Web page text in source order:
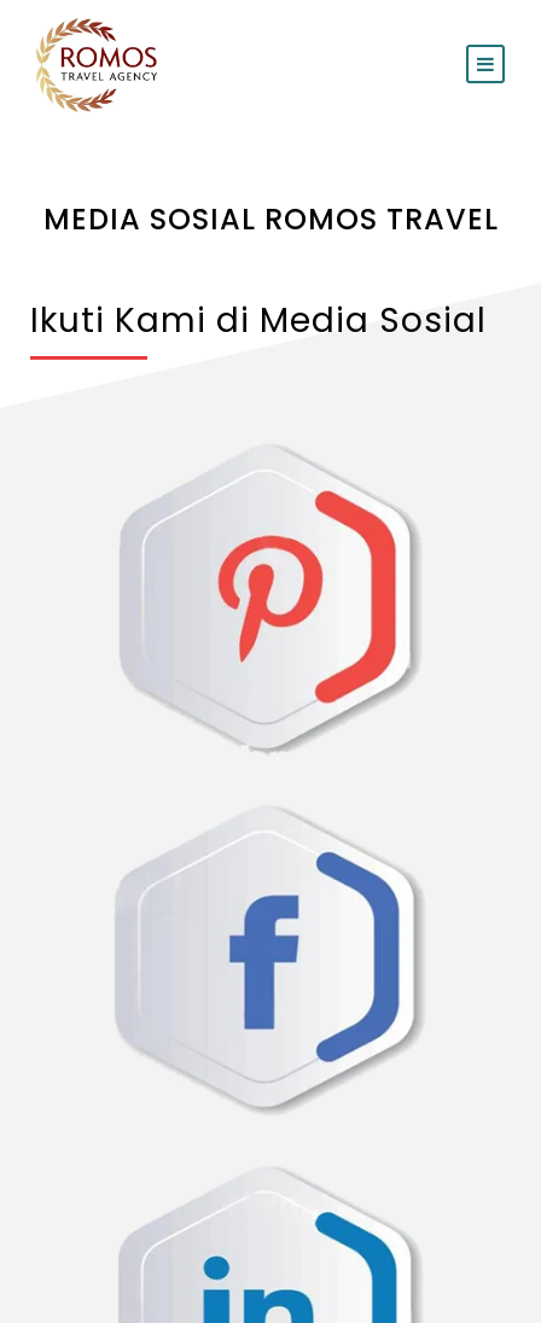
MEDIA SOSIAL ROMOS TRAVEL
Ikuti Kami di Media Sosial